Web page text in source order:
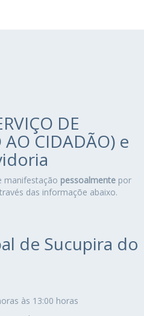
DE
CIDADÃO) e
manifestação pessoalmentepor
das informaçõe abaixo.
de Sucupira do
às 13:00 horas